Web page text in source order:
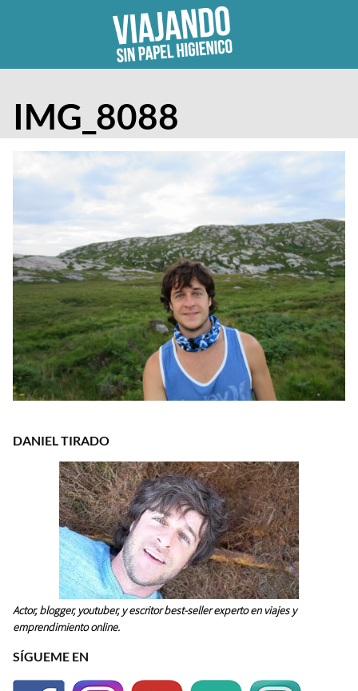
IMG_8088
DANIEL TIRADO
Actor, blogger, youtuber, y escritor best-seller experto en viajes y
emprendimiento online.
SÍGUEME EN